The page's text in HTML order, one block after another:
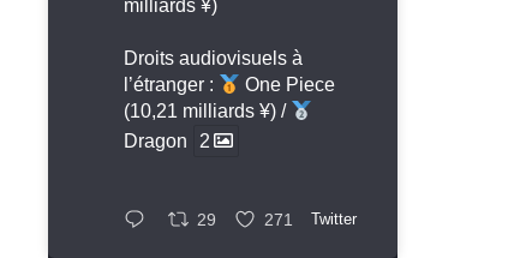
milliards ¥)
Droits audiovisuels à
l’étranger :
One Piece
(10,21 milliards ¥) /
Dragon
2
29 271 Twitter